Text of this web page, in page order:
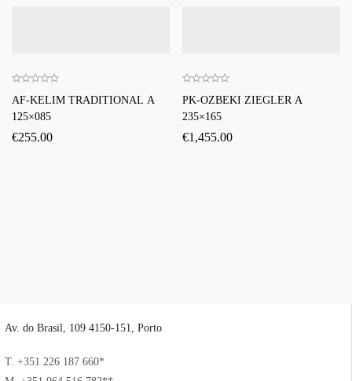
AF-KELIM TRADITIONAL A
125×085
€255.00
PK-OZBEKI ZIEGLER A
235×165
€1,455.00
Av. do Brasil, 109 4150-151, Porto
T. +351 226 187 660*